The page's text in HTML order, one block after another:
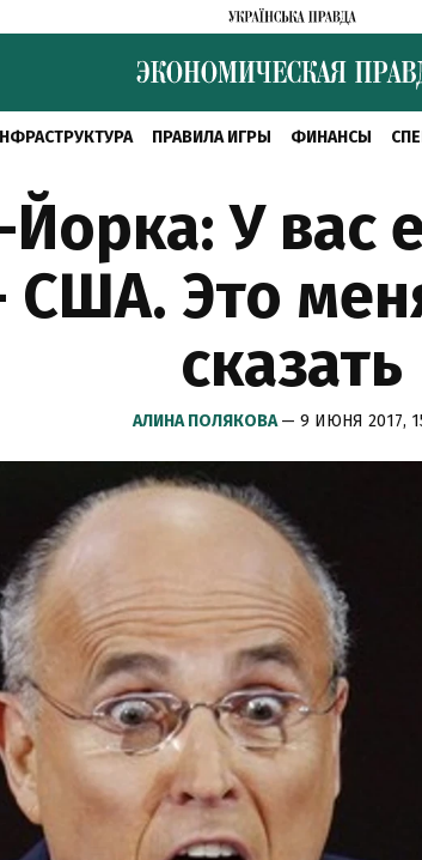
ПРАВИЛА ИГРЫ ФИНАНСЫ
У вас
США. Это
сказать
АЛИНА ПОЛЯКОВА— 9 ИЮНЯ 2017,